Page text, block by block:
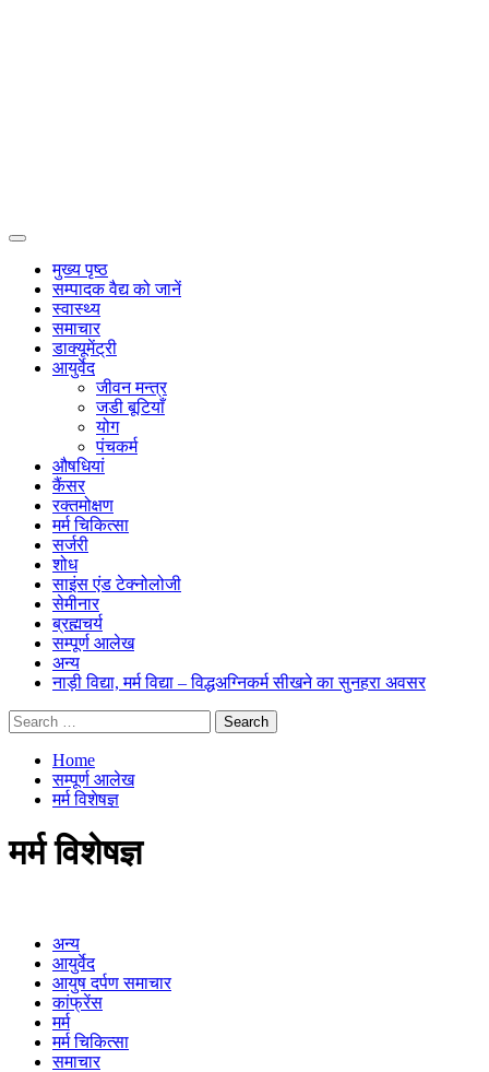
Primary
मुख्य पृष्ठ
सम्पादक वैद्य को जानें
स्वास्थ्य
समाचार
डाक्यूमेंट्री
आयुर्वेद
जीवन मन्त्र
जडी बूटियाँ
योग
पंचकर्म
औषधियां
कैंसर
रक्तमोक्षण
मर्म चिकित्सा
सर्जरी
शोध
साइंस एंड टेक्नोलोजी
सेमीनार
ब्रह्मचर्य
सम्पूर्ण आलेख
अन्य
नाड़ी विद्या, मर्म विद्या – विद्धअग्निकर्म सीखने का सुनहरा अवसर
Search
for:
Home
सम्पूर्ण आलेख
मर्म विशेषज्ञ
मर्म विशेषज्ञ
अन्य
आयुर्वेद
आयुष दर्पण समाचार
कांफ्रेंस
मर्म
मर्म चिकित्सा
समाचार